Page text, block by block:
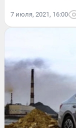
7 июля, 2021, 16:00